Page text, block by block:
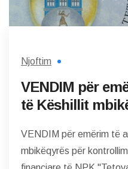
Njoftim
VENDIM për emërim të anëtarëve
të Këshillit
financiare të
VENDIM për emërim të
mbikëqyrës për